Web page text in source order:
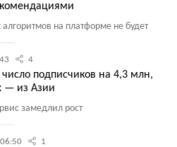
на платформе не будет
4
подписчиков на 4,3 млн,
— из Азии
замедлил рост
1